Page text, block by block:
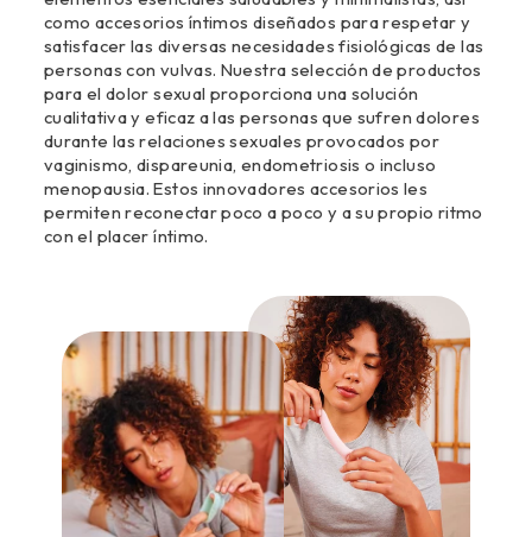
como accesorios íntimos diseñados para respetar y
satisfacer las diversas necesidades fisiológicas de las
personas con vulvas. Nuestra selección de productos
para el dolor sexual proporciona una solución
cualitativa y eficaz a las personas que sufren dolores
durante las relaciones sexuales provocados por
vaginismo, dispareunia, endometriosis o incluso
menopausia. Estos innovadores accesorios les
permiten reconectar poco a poco y a su propio ritmo
con el placer íntimo.